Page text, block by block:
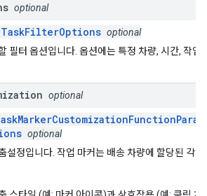
optional
optional
필터 옵션입니다. 옵션에는 특정 차량, 시간, 작업
optional
optional
설정입니다. 작업 마커는 배송 차량에 할당된 각